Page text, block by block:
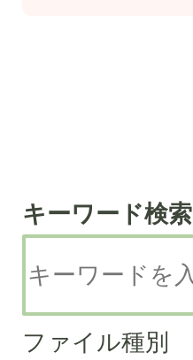
キーワード検索
ー
ワ
ー
ファイル種別